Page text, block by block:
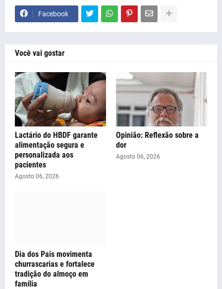
Facebook
Você vai gostar
Lactário do HBDF garante
alimentação segura e
personalizada aos
pacientes
Agosto 06, 2026
Opinião: Reflexão sobre a
dor
Agosto 06, 2026
Dia dos Pais movimenta
churrascarias e fortalece
tradição do almoço em
família